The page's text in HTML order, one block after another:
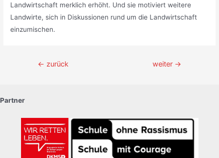
Landwirtschaft merklich erhöht. Und sie motiviert weitere
Landwirte, sich in Diskussionen rund um die Landwirtschaft
einzumischen.
Beitragsnavigation
← zurück weiter →
Partner